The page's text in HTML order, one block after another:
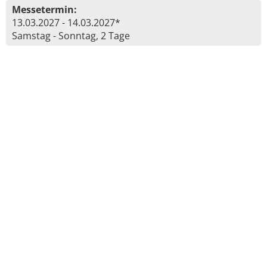
Messetermin:
13.03.2027 - 14.03.2027*
Samstag - Sonntag, 2 Tage